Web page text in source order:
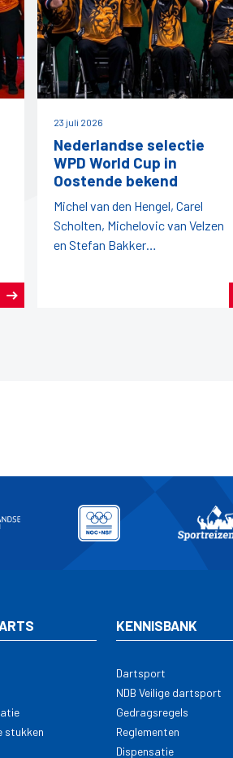
23 juli 2026
Nederlandse selectie
WPD World Cup in
Oostende bekend
Michel van den Hengel, Carel
Scholten, Michelovic van Velzen
en Stefan Bakker
stukken
KENNISBANK
Dartsport
NDB Veilige dartsport
Gedragsregels
Reglementen
Dispensatie